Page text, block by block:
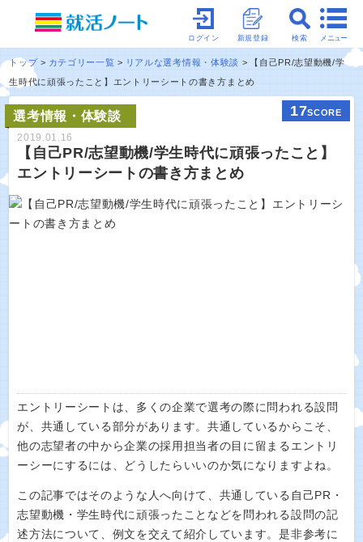
メニュー
検索
新規登録
ログイン
トップ カテゴリー一覧 リアルな選考情報・体験談
【自己PR/志望動機/学
生時代に頑張ったこと】エントリーシートの書き方まとめ
選考情報・体験談 17SCORE
2019.01.16
【自己PR/志望動機/学生時代に頑張ったこと】
エントリーシートの書き方まとめ
エントリーシートは、多くの企業で選考の際に問われる設問
が、共通している部分があります。共通しているからこそ、
他の志望者の中から企業の採用担当者の目に留まるエントリ
ーシーにするには、どうしたらいいのか気になりますよね。
この記事ではそのような人へ向けて、共通している自己PR・
志望動機・学生時代に頑張ったことなどを問われる設問の記
述方法について、例文を交えて紹介しています。是非参考に